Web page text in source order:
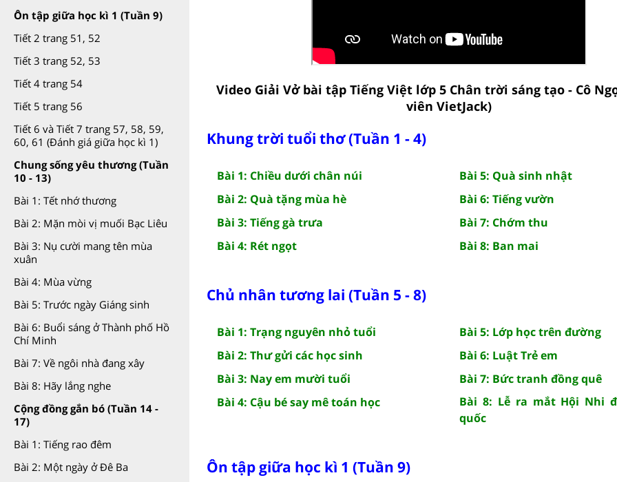
Ôn tập giữa học kì 1 (Tuần 9)
Tiết 2 trang 51, 52
Tiết 3 trang 52, 53
Tiết 4 trang 54
Tiết 5 trang 56
Tiết 6 và Tiết 7 trang 57, 58, 59,
60, 61 (Đánh giá giữa học kì 1)
Chung sống yêu thương (Tuần
10 - 13)
Bài 1: Tết nhớ thương
Bài 2: Mặn mòi vị muối Bạc Liêu
Bài 3: Nụ cười mang tên mùa
xuân
Bài 4: Mùa vừng
Bài 5: Trước ngày Giáng sinh
Bài 6: Buổi sáng ở Thành phố Hồ
Chí Minh
Bài 7: Về ngôi nhà đang xây
Bài 8: Hãy lắng nghe
Cộng đồng gắn bó (Tuần 14 -
17)
Bài 1: Tiếng rao đêm
Bài 2: Một ngày ở Đê Ba
Video Giải Vở bài tập Tiếng Việt lớp 5 Chân trời sáng tạo - Cô
viên VietJack)
Khung trời tuổi thơ (Tuần 1 - 4)
Bài 1: Chiều dưới chân núi
Bài 2: Quà tặng mùa hè
Bài 3: Tiếng gà trưa
Bài 4: Rét ngọt
Bài 5: Quà sinh nhật
Bài 6: Tiếng vườn
Bài 7: Chớm thu
Bài 8: Ban mai
Chủ nhân tương lai (Tuần 5 - 8)
Bài 1: Trạng nguyên nhỏ tuổi
Bài 2: Thư gửi các học sinh
Bài 3: Nay em mười tuổi
Bài 4: Cậu bé say mê toán học
Bài 5: Lớp học trên đường
Bài 6: Luật Trẻ em
Bài 7: Bức tranh đồng quê
Bài 8: Lễ ra mắt Hội Nhi
quốc
Ôn tập giữa học kì 1 (Tuần 9)